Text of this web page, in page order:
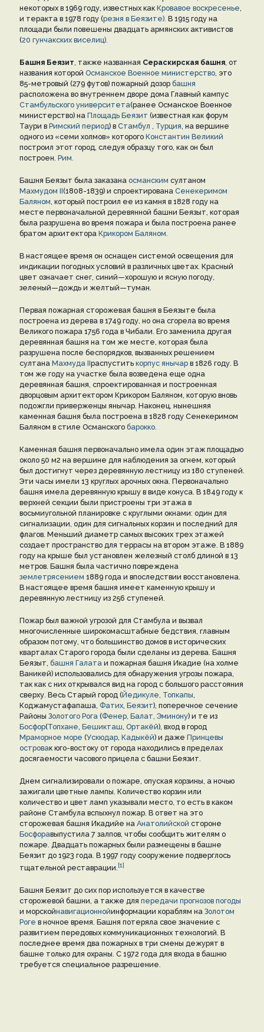
некоторых в 1969 году, известных как Кровавое воскресенье
и теракта в 1978 году (резня в Беязите). В 1915 году на
площади были повешены двадцать армянских активистов
(20 гунчакских виселиц).
Башня Беязит , также названная Сераскирская башня, от
названия которой Османское Военное министерство, это
85-метровый (279 футов) пожарный дозор башня
расположена во внутреннем дворе дома Главный кампус
Стамбульского университета(ранее Османское Военное
министерство) на Площадь Беязит (известная как форум
Таури в Римский период) в Стамбул , Турция , на вершине
одного из «семи холмов» которого Константин Великий
построил этот город, следуя образцу того, как он был
построен. Рим.
Башня Беязыт была заказана османским султаном
Махмудом II(1808-1839) и спроектирована Сенекеримом
Баляном , который построил ее из камня в 1828 году на
месте первоначальной деревянной башни Беязыт, которая
была разрушена во время пожара и была построена ранее
братом архитектора Крикором Баляном.
В настоящее время он оснащен системой освещения для
индикации погодных условий в различных цветах. Красный
цвет означает снег, синий—хорошую и ясную погоду,
зеленый—дождь и желтый—туман.
Первая пожарная сторожевая башня в Беязыте была
построена из дерева в 1749 году, но она сгорела во время
Великого пожара 1756 года в Чибали. Его заменила другая
деревянная башня на том же месте, которая была
разрушена после беспорядков, вызванных решением
султана Махмуда IIраспустить корпус янычарв 1826 году. В
том же году на участке была возведена еще одна
деревянная башня, спроектированная и построенная
дворцовым архитектором Крикором Баляном, которую вновь
подожгли приверженцы янычар. Наконец, нынешняя
каменная башня была построена в 1828 году Сенекеримом
Баляном в стиле Османского барокко.
Каменная башня первоначально имела один этаж площадью
около 50 м2 на вершине для наблюдения за огнем, который
был достигнут через деревянную лестницу из 180 ступеней.
Эти часы имели 13 круглых арочных окна. Первоначально
башня имела деревянную крышу в виде конуса. В 1849 году к
верхней секции были пристроены три этажа в
восьмиугольной планировке с круглыми окнами: один для
сигнализации, один для сигнальных корзин и последний для
флагов. Меньший диаметр самых высоких трех этажей
создает пространство для террасы на втором этаже. В 1889
году на крыше был установлен железный столб длиной в 13
метров. Башня была частично повреждена
землетрясением 1889 года и впоследствии восстановлена.
В настоящее время башня имеет каменную крышу и
деревянную лестницу из 256 ступеней.
Пожар был важной угрозой для Стамбула и вызвал
многочисленные широкомасштабные бедствия, главным
образом потому, что большинство домов в исторических
кварталах Старого города были сделаны из дерева. Башня
Беязыт, башня Галата и пожарная башня Икадие (на холме
Ваникей) использовались для обнаружения угрозы пожара,
так как с них открывался вид на город с большого расстояния
сверху. Весь Старый город (Йедикуле, Топкапы
Коджамустафапаша, Фатих, Беязит), поперечное сечение
Районы Золотого Рога (Фенер, Балат, Эминону) и те из
Босфор(Топхане Бешикташ Ортакёй), вход в город
Мраморное море (Ускюдар, Кадыкёй) и даже Принцевы
островак юго-востоку от города находились в пределах
досягаемости часового прицела с башни Беязит.
Днем сигнализировали о пожаре, опуская корзины, а ночью
зажигали цветные лампы. Количество корзин или
количество и цвет ламп указывали место, то есть в каком
районе Стамбула вспыхнул пожар. В ответ на это
сторожевая башня Икадийе на Анатолийской стороне
Босфоравыпустила 7 залпов, чтобы сообщить жителям о
пожаре. Двадцать пожарных были размещены в башне
Беязит до 1923 года. В 1997 году сооружение подверглось
тщательной реставрации. [1]
Башня Беязит до сих пор используется в качестве
сторожевой башни, а также для передачи прогнозов погоды
и морскойнавигационнойинформации кораблям на Золотом
Роге в ночное время. Башня потеряла свое значение с
развитием передовых коммуникационных технологий. В
последнее время два пожарных в три смены дежурят в
башне только для охраны. С 1972 года для входа в башню
требуется специальное разрешение.